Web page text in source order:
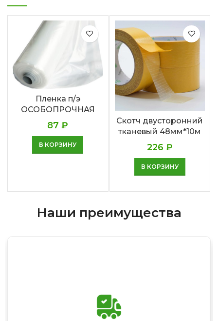
Пленка п/э
ОСОБОПРОЧНАЯ
87₽
В КОРЗИНУ
Скотч двусторонний
тканевый 48мм*10м
226 ₽
В КОРЗИНУ
Наши преимущества